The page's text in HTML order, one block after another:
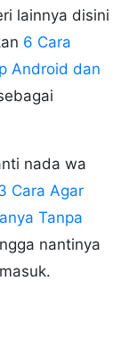
lainnya disini
6 Cara
Android dan
nada wa
Cara Agar
Tanpa
nantinya